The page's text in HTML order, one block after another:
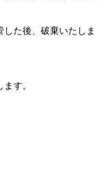
た後、破棄いたしま
す。